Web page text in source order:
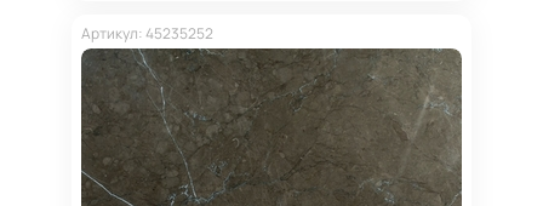
Артикул: 45235252